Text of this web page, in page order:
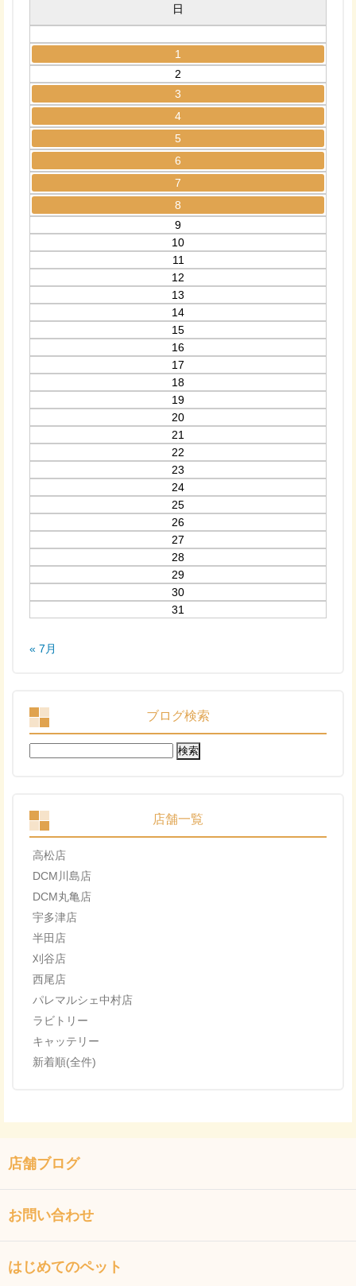
日
1
2
3
4
5
6
7
8
9
10
11
12
13
14
15
16
17
18
19
20
21
22
23
24
25
26
27
28
29
30
31
« 7月
ブログ検索
検
索:
店舗一覧
高松店
DCM川島店
DCM丸亀店
宇多津店
半田店
刈谷店
西尾店
パレマルシェ中村店
ラビトリー
キャッテリー
新着順(全件)
店舗ブログ
お問い合わせ
はじめてのペット